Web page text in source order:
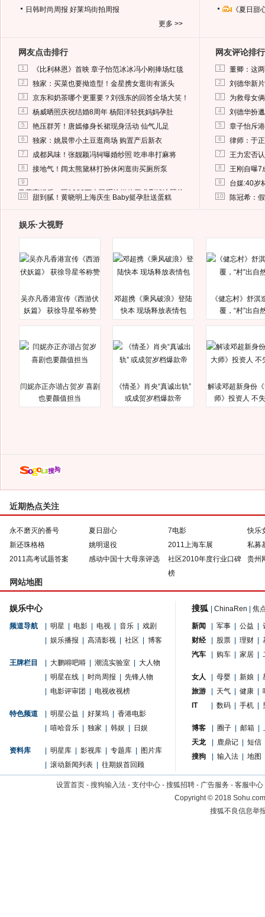
日韩时尚周报 好莱坞街拍周报
更多 >>
《夏日
网友点击排行
1 《比利林恩》首映 章子怡范冰冰冯小刚捧场红毯
2 独家：买菜也要拗造型！金星携女逛街有派头
3 京东和奶茶哪个更重要？刘强东的回答全场大笑！
4 杨威晒照庆祝结婚8周年 杨阳洋轻抚妈妈孕肚
5 艳压群芳！唐嫣修身长裙现身活动 仙气儿足
6 独家：姚晨带小土豆逛商场 购置产后新衣
7 成都风味！张靓颖冯轲曝婚纱照 吃串串打麻将
8 接地气！阔太熊黛林打扮休闲逛街买厕所泵
9
马蓉离婚后，砸1000万人民币给媒体要求删掉这照片
10 甜到腻！黄晓明上海庆生 Baby挺孕肚送蛋糕
网友评论排行
1 董卿：这
2 刘德华新
3 为救母女
4 刘德华扮
5 章子怡斥
6 律师：于
7 王力宏否
8 王刚自曝7
9 台媒:40岁
10 陈冠希：
娱乐·大视野
吴亦凡香港宣传《西游伏
妖篇》 获徐导星爷称赞
邓超携《乘风破浪》登陆
快本 现场释放表情包
《健忘村》舒淇
覆，“村”出自
闫妮亦正亦谐占贺岁 喜剧
也要颜值担当
《情圣》肖央“真诚出轨”
或成贺岁档爆款帝
解读邓超新身份
师》投资人 不
近期热点关注
永不磨灭的番号 夏日甜心 7电影
快乐
新还珠格格
姚明退役 2011上海车展
私募
2011高考试题答案
感动中国十大母亲评选
社区2010年度行业口碑
榜
贵州
网站地图
娱乐中心
频道导航 明星 电影 电视 音乐
戏剧
娱乐播报 高清影视 社区 博客
王牌栏目 大鹏嘚吧嘚 潮流实验室
大人物
明星在线 时尚周报
先锋人物
电影评审团 电视收视榜
特色频道 明星公益 好莱坞
香港电影
嘻哈音乐 独家 韩娱 日娱
资料库 明星库 影视库 专题库
图片库
滚动新闻列表 往期娱首回顾
搜狐 ChinaRen 焦
新闻 军事 公益
财经
股票 理财
汽车
购车 家居
女人 母婴 新娘
旅游
天气 健康
IT
数码 手机
博客 圈子 邮箱
天龙
鹿鼎记
短信
搜狗
输入法 地图
设置首页 - 搜狗输入法 - 支付中心 - 搜狐招聘 - 广告服务 - 客服中心
Copyright©2018
搜狐不良信息举